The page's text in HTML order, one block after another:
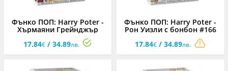
Фънко ПОП: Harry Poter -
Хърмаяни Грейнджър
17.84€ / 34.89лв.
Фънко ПОП: Harry Poter -
Рон Уизли с бонбон #166
17.84€ / 34.89лв.